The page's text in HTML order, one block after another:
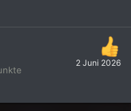
2 Juni 2026